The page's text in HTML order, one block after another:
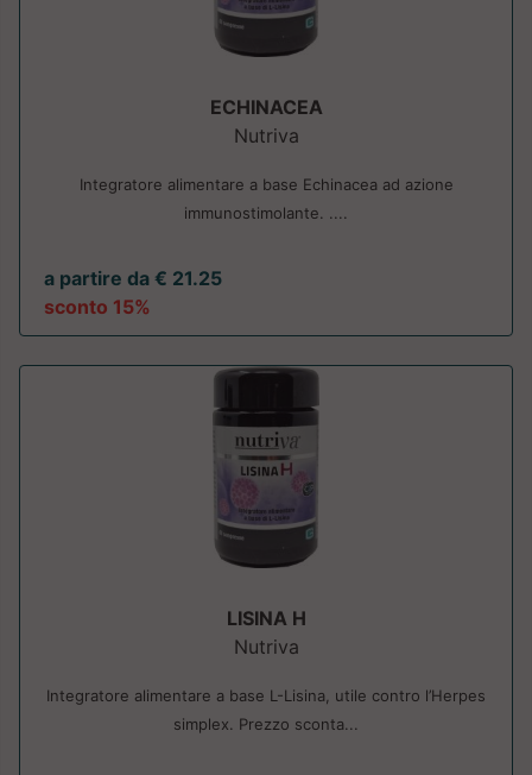
ECHINACEA
Nutriva
Integratore alimentare a base Echinacea ad azione
immunostimolante. ....
a partire da € 21.25
sconto 15%
LISINA H
Nutriva
Integratore alimentare a base L-Lisina, utile contro l’Herpes
simplex. Prezzo sconta...